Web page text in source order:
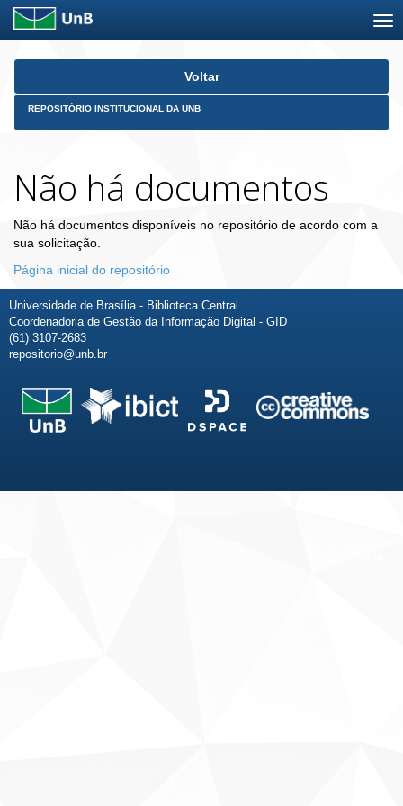
Skip
Voltar
REPOSITÓRIO INSTITUCIONAL DA UNB
Não há documentos
Não há documentos disponíveis no repositório de acordo com a
sua solicitação.
Página inicial do repositório
Universidade de Brasília - Biblioteca Central
Coordenadoria de Gestão da Informação Digital - GID
(61) 3107-2683
repositorio@unb.br